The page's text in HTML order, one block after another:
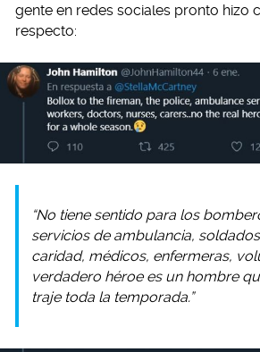
gente en redes sociales pronto hizo
respecto:
“No tiene sentido para los
servicios de ambulancia,
caridad, médicos, enfermeras,
verdadero héroe es un hombre
traje toda la temporada.”